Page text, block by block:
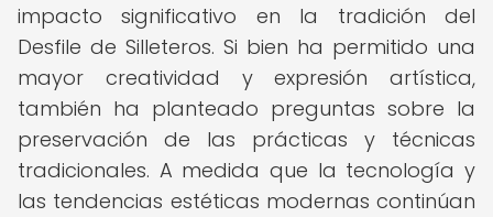
impacto significativo en la tradición del
Desfile de Silleteros. Si bien ha permitido una
mayor creatividad y expresión artística,
también ha planteado preguntas sobre la
preservación de las prácticas y técnicas
tradicionales. A medida que la tecnología y
las tendencias estéticas modernas continúan